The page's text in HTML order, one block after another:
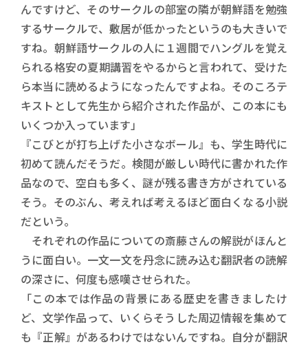
んですけど、そのサークルの部室の隣が朝鮮語を勉強
するサークルで、敷居が低かったというのも大きいで
すね。朝鮮語サークルの人に１週間でハングルを覚え
られる格安の夏期講習をやるからと言われて、受けた
ら本当に読めるようになったんですよね。そのころテ
キストとして先生から紹介された作品が、この本にも
いくつか入っています」
『こびとが打ち上げた小さなボール』も、学生時代に
初めて読んだそうだ。検閲が厳しい時代に書かれた作
品なので、空白も多く、謎が残る書き方がされている
そう。そのぶん、考えれば考えるほど面白くなる小説
だという。
それぞれの作品についての斎藤さんの解説がほんと
うに面白い。一文一文を丹念に読み込む翻訳者の読解
の深さに、何度も感嘆させられた。
「この本では作品の背景にある歴史を書きましたけ
ど、文学作品って、いくらそうした周辺情報を集めて
も『正解』があるわけではないんですね。自分が翻訳